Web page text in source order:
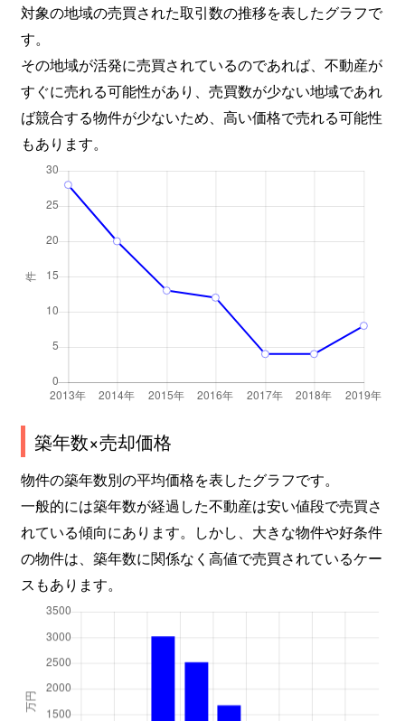
対象の地域の売買された取引数の推移を表したグラフで
す。
その地域が活発に売買されているのであれば、不動産が
すぐに売れる可能性があり、売買数が少ない地域であれ
ば競合する物件が少ないため、高い価格で売れる可能性
もあります。
築年数×売却価格
物件の築年数別の平均価格を表したグラフです。
一般的には築年数が経過した不動産は安い値段で売買さ
れている傾向にあります。しかし、大きな物件や好条件
の物件は、築年数に関係なく高値で売買されているケー
スもあります。